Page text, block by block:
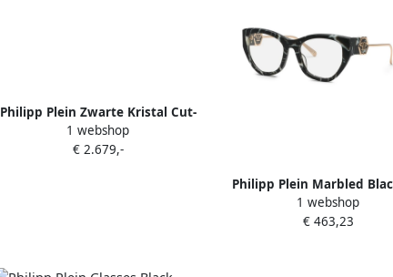
Philipp Plein Zwarte Kristal Cut-
Out Jurk Black Dames
1 webshop
€ 2.679,-
Philipp Plein Marbled
Black Dames
1 webshop
€ 463,23